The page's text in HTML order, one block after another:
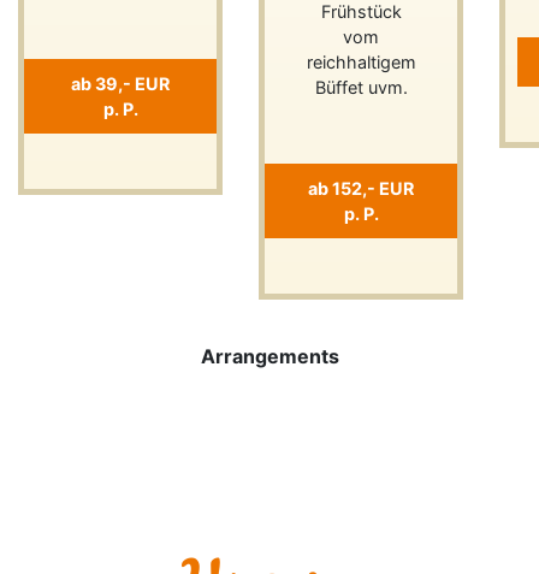
ab 39,- EUR
p. P.
Frühstück
vom
reichhaltigem
Büffet uvm.
ab 152,- EUR
p. P.
Previous
Arrangements